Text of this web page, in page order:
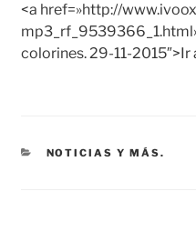
<a href=»http://
colorines. 29-11-2015″>Ir
CATEGORÍAS
NOTICIAS Y MÁS.